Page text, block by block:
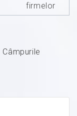
firmelor
Câmpurile